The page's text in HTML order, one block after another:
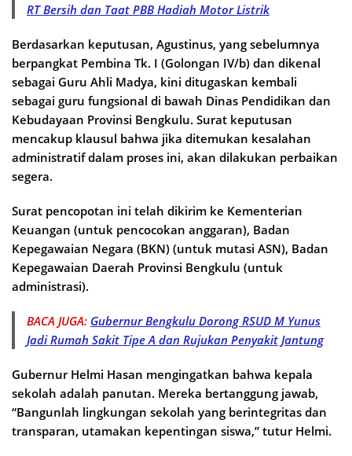
RT Bersih dan Taat PBB Hadiah Motor Listrik
Berdasarkan keputusan, Agustinus, yang sebelumnya
berpangkat Pembina Tk. I (Golongan IV/b) dan dikenal
sebagai Guru Ahli Madya, kini ditugaskan kembali
sebagai guru fungsional di bawah Dinas Pendidikan dan
Kebudayaan Provinsi Bengkulu. Surat keputusan
mencakup klausul bahwa jika ditemukan kesalahan
administratif dalam proses ini, akan dilakukan perbaikan
segera.
Surat pencopotan ini telah dikirim ke Kementerian
Keuangan (untuk pencocokan anggaran), Badan
Kepegawaian Negara (BKN) (untuk mutasi ASN), Badan
Kepegawaian Daerah Provinsi Bengkulu (untuk
administrasi).
BACA JUGA: Gubernur Bengkulu Dorong RSUD M Yunus
Jadi Rumah Sakit Tipe A dan Rujukan Penyakit Jantung
Gubernur Helmi Hasan mengingatkan bahwa kepala
sekolah adalah panutan. Mereka bertanggung jawab,
“Bangunlah lingkungan sekolah yang berintegritas dan
transparan, utamakan kepentingan siswa,” tutur Helmi.